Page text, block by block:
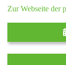
Zur Webseite der